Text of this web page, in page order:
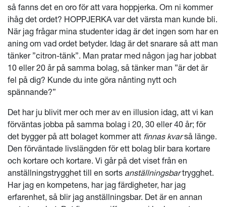
så fanns det en oro för att vara hoppjerka. Om ni kommer
ihåg det ordet? HOPPJERKA var det värsta man kunde bli.
När jag frågar mina studenter idag är det ingen som har en
aning om vad ordet betyder. Idag är det snarare så att man
tänker ”citron-tänk”. Man pratar med någon jag har jobbat
10 eller 20 år på samma bolag, så tänker man ”är det är
fel på dig? Kunde du inte göra nånting nytt och
spännande?”
Det har ju blivit mer och mer av en illusion idag, att vi kan
förväntas jobba på samma bolag i 20, 30 eller 40 år; för
det bygger på att bolaget kommer att finnas kvarså länge.
Den förväntade livslängden för ett bolag blir bara kortare
och kortare och kortare. Vi går på det viset från en
anställningstrygghet till en sorts anställningsbartrygghet.
Har jag en kompetens, har jag färdigheter, har jag
erfarenhet, så blir jag anställningsbar. Det är en annan